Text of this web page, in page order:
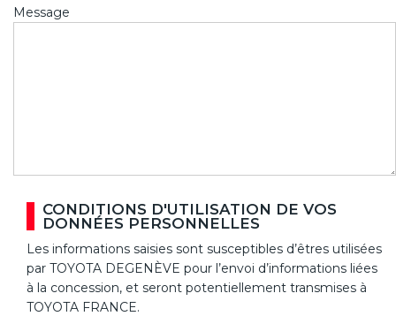
Message
CONDITIONS D'UTILISATION DE VOS
DONNÉES PERSONNELLES
Les informations saisies sont susceptibles d’êtres utilisées
par TOYOTA DEGENÈVE pour l’envoi d’informations liées
à la concession, et seront potentiellement transmises à
TOYOTA FRANCE.